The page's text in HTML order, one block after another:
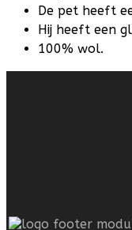
De pet heeft
Hij heeft een
100% wol.